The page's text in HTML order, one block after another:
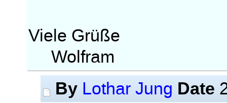
Viele Grüße
Wolfram
By Lothar Jung Date